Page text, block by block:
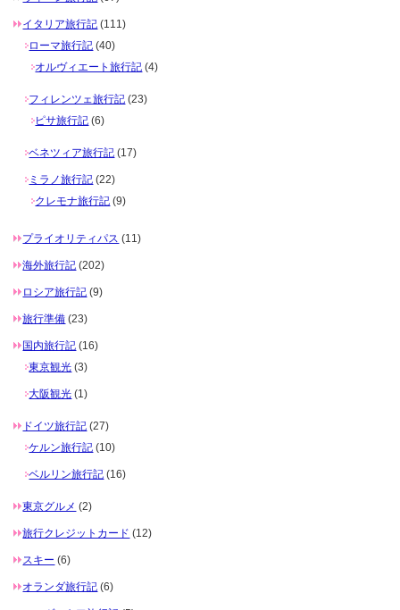
イタリア旅行記 (111)
ローマ旅行記 (40)
オルヴィエート旅行記 (4)
フィレンツェ旅行記 (23)
ピサ旅行記 (6)
ベネツィア旅行記 (17)
ミラノ旅行記 (22)
クレモナ旅行記 (9)
プライオリティパス (11)
海外旅行記 (202)
ロシア旅行記 (9)
旅行準備 (23)
国内旅行記 (16)
東京観光 (3)
大阪観光 (1)
ドイツ旅行記 (27)
ケルン旅行記 (10)
ベルリン旅行記 (16)
東京グルメ (2)
旅行クレジットカード (12)
スキー (6)
オランダ旅行記 (6)